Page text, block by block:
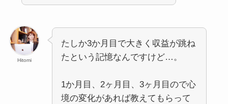
Hitomi
たしか3か月目で大きく収益が跳ね
たという記憶なんですけど…。
1か月目、2ヶ月目、3ヶ月目ので心
境の変化があれば教えてもらって